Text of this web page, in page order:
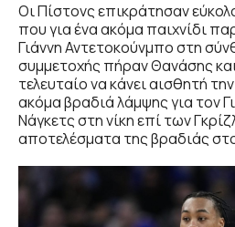
Οι Πίστονς επικράτησαν
που για ένα ακόμα παιχνίδι
Γιάννη Αντετοκούνμπο στη
συμμετοχής πήραν Θανάσης
τελευταίο να κάνει αισθητή
ακόμα βραδιά λάμψης για τον
Νάγκετς στη νίκη επί των
αποτελέσματα της βραδιάς